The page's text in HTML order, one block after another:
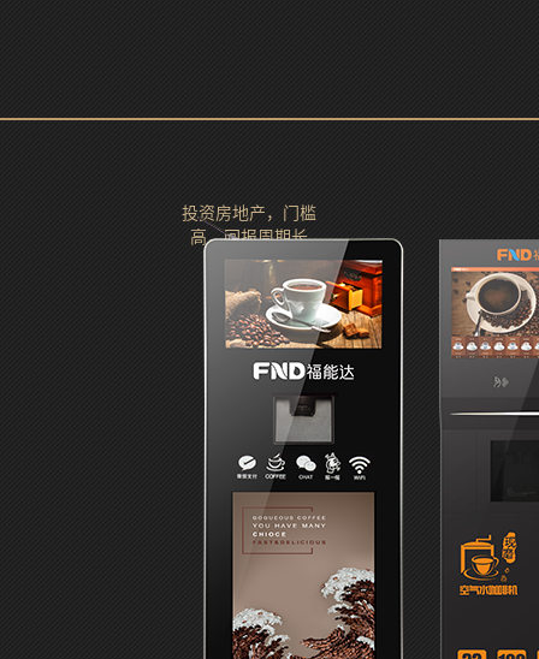
投资房地产，门槛
高，回报周期长